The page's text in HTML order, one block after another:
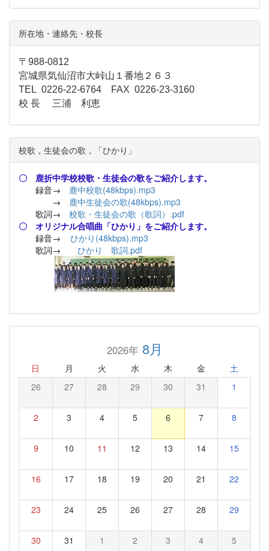
所在地・連絡先・校長
〒988-0812
宮城県気仙沼市大峠山１番地２６３
TEL 0226-22-6764 FAX 0226-23-3160
校 長 三浦 利恵
校歌，生徒会の歌，「ひかり」
〇 鹿折中学校校歌・生徒会の歌をご紹介します。
録音→ 鹿中校歌(48kbps).mp3
→ 鹿中生徒会の歌(48kbps).mp3
歌詞→ 校歌・生徒会の歌（歌詞）.pdf
〇 オリジナル合唱曲「ひかり」をご紹介します。
録音→ ひかり(48kbps).mp3
歌詞→ ひかり 歌詞.pdf
2026年8月
日 月 火 水 木 金 土
26 27 28 29 30 31 1
2 3 4 5 6 7 8
9 10 11 12 13 14 15
16 17 18 19 20 21 22
23 24 25 26 27 28 29
30 31 1 2 3 4 5